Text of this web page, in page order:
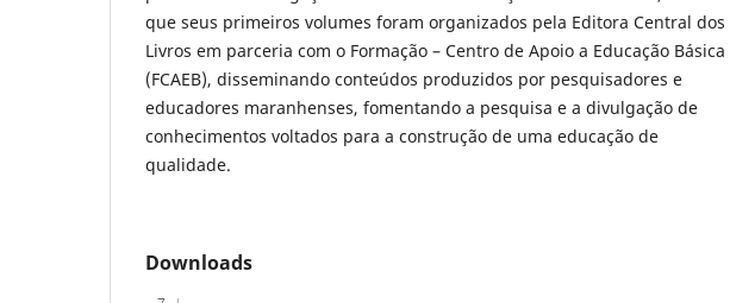
que seus primeiros volumes foram organizados pela Editora Central dos
Livros em parceria com o Formação – Centro de Apoio a Educação Básica
(FCAEB), disseminando conteúdos produzidos por pesquisadores e
educadores maranhenses, fomentando a pesquisa e a divulgação de
conhecimentos voltados para a construção de uma educação de
qualidade.
Downloads